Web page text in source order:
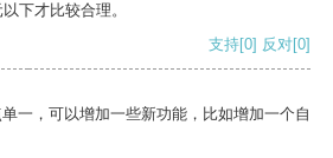
下才比较合理。
支持[0] 反对[0]
一，可以增加一些新功能，比如增加一个自